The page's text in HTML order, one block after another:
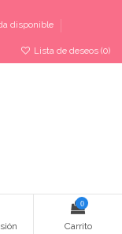
disponible
Lista de deseos (0)
0
Carrito